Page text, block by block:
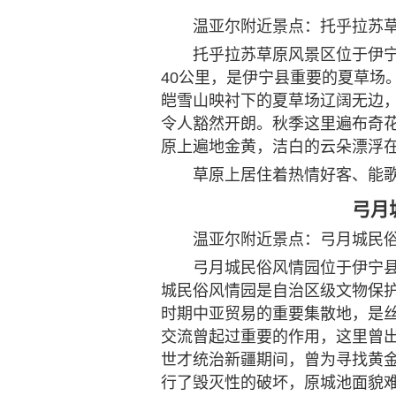
温亚尔附近景点：托乎拉苏
托乎拉苏草原风景区位于伊
40公里，是伊宁县重要的夏草场
皑雪山映衬下的夏草场辽阔无边
令人豁然开朗。秋季这里遍布奇
原上遍地金黄，洁白的云朵漂浮
草原上居住着热情好客、能
弓月
温亚尔附近景点：弓月城民
弓月城民俗风情园位于伊宁
城民俗风情园是自治区级文物保
时期中亚贸易的重要集散地，是
交流曾起过重要的作用，这里曾
世才统治新疆期间，曾为寻找黄
行了毁灭性的破坏，原城池面貌